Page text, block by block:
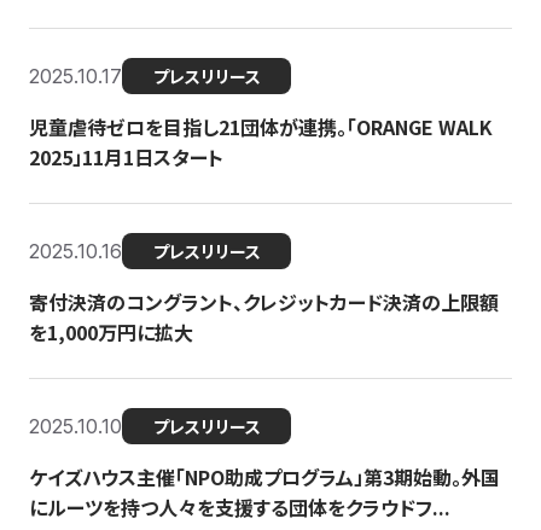
2025.10.17 プレスリリース
児童虐待ゼロを目指し21団体が連携。「ORANGE WALK
2025」11月1日スタート
2025.10.16 プレスリリース
寄付決済のコングラント、クレジットカード決済の上限額
を1,000万円に拡大
2025.10.10 プレスリリース
ケイズハウス主催「NPO助成プログラム」第3期始動。外国
にルーツを持つ人々を支援する団体をクラウドフ...